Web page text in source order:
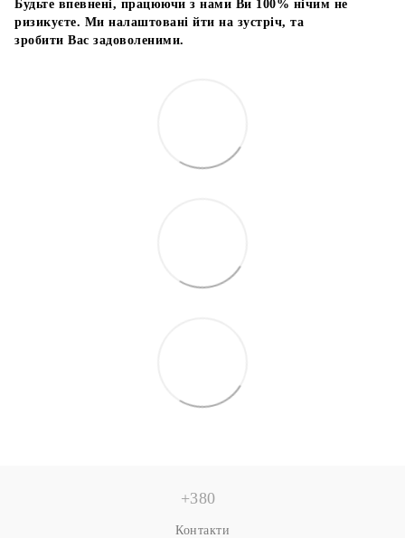
Будьте впевнені, працюючи з нами Ви 100% нічим не
ризикуєте. Ми налаштовані йти на зустріч, та
зробити Вас задоволеними.
+380
Контакти